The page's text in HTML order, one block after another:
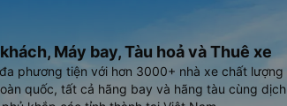
Máy bay, Tàu hoả và Thuê xe
phương tiện với hơn 3000+ nhà xe chất lượng
quốc, tất cả hãng bay và hãng tàu cùng dịch